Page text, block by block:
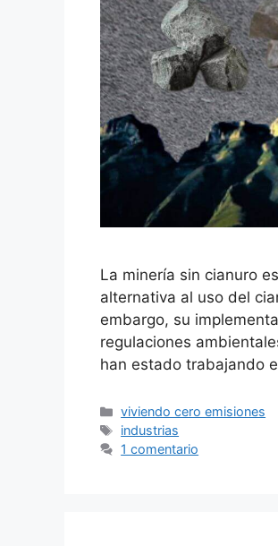
La minería sin cianuro
alternativa al uso del
embargo, su
regulaciones
han estado trabajando
Categorías
viviendo cero emisiones
Etiquetas
industrias
1 comentario